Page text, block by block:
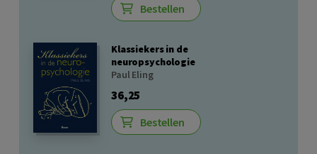
Bestellen
Klassiekers in de
neuropsychologie
Paul Eling
36,25
Bestellen